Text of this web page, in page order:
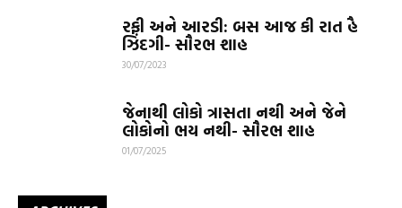
રફી અને આરડી: બસ આજ કી રાત હૈ
ઝિંદગી- સૌરભ શાહ
30/07/2023
જેનાથી લોકો ત્રાસતા નથી અને જેને
લોકોનો ભય નથી- સૌરભ શાહ
01/07/2025